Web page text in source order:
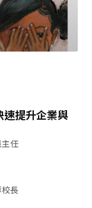
速提升企業與
任
長